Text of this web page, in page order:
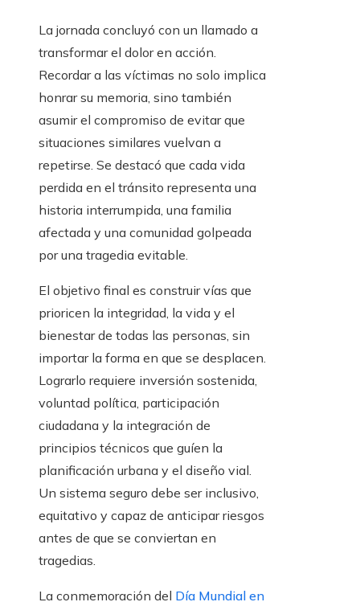
La jornada concluyó con un llamado a
transformar el dolor en acción.
Recordar a las víctimas no solo implica
honrar su memoria, sino también
asumir el compromiso de evitar que
situaciones similares vuelvan a
repetirse. Se destacó que cada vida
perdida en el tránsito representa una
historia interrumpida, una familia
afectada y una comunidad golpeada
por una tragedia evitable.
El objetivo final es construir vías que
prioricen la integridad, la vida y el
bienestar de todas las personas, sin
importar la forma en que se desplacen.
Lograrlo requiere inversión sostenida,
voluntad política, participación
ciudadana y la integración de
principios técnicos que guíen la
planificación urbana y el diseño vial.
Un sistema seguro debe ser inclusivo,
equitativo y capaz de anticipar riesgos
antes de que se conviertan en
tragedias.
La conmemoración del Día Mundial en